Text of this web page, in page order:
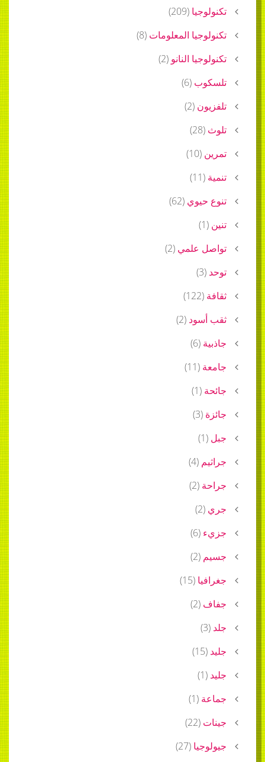
تكنولوجيا (
209
)
تكنولوجيا المعلومات (
8
)
تكنولوجيا النانو (
2
)
تلسكوب (
6
)
تلفزيون (
2
)
تلوث (
28
)
تمرين (
10
)
تنمية (
11
)
تنوع حيوي (
62
)
تنين (
1
)
تواصل علمي (
2
)
توحد (
3
)
ثقافة (
122
)
ثقب أسود (
2
)
جاذبية (
6
)
جامعة (
11
)
جائحة (
1
)
جائزة (
3
)
جبل (
1
)
جراثيم (
4
)
جراحة (
2
)
جري (
2
)
جزيء (
6
)
جسيم (
2
)
جغرافيا (
15
)
جفاف (
2
)
جلد (
3
)
جليد (
15
)
جليد (
1
)
جماعة (
1
)
جينات (
22
)
جيولوجيا (
27
)